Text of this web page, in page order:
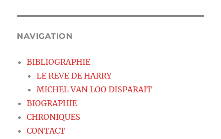
NAVIGATION
BIBLIOGRAPHIE
LE REVE DE HARRY
MICHEL VAN LOO DISPARAIT
BIOGRAPHIE
CHRONIQUES
CONTACT